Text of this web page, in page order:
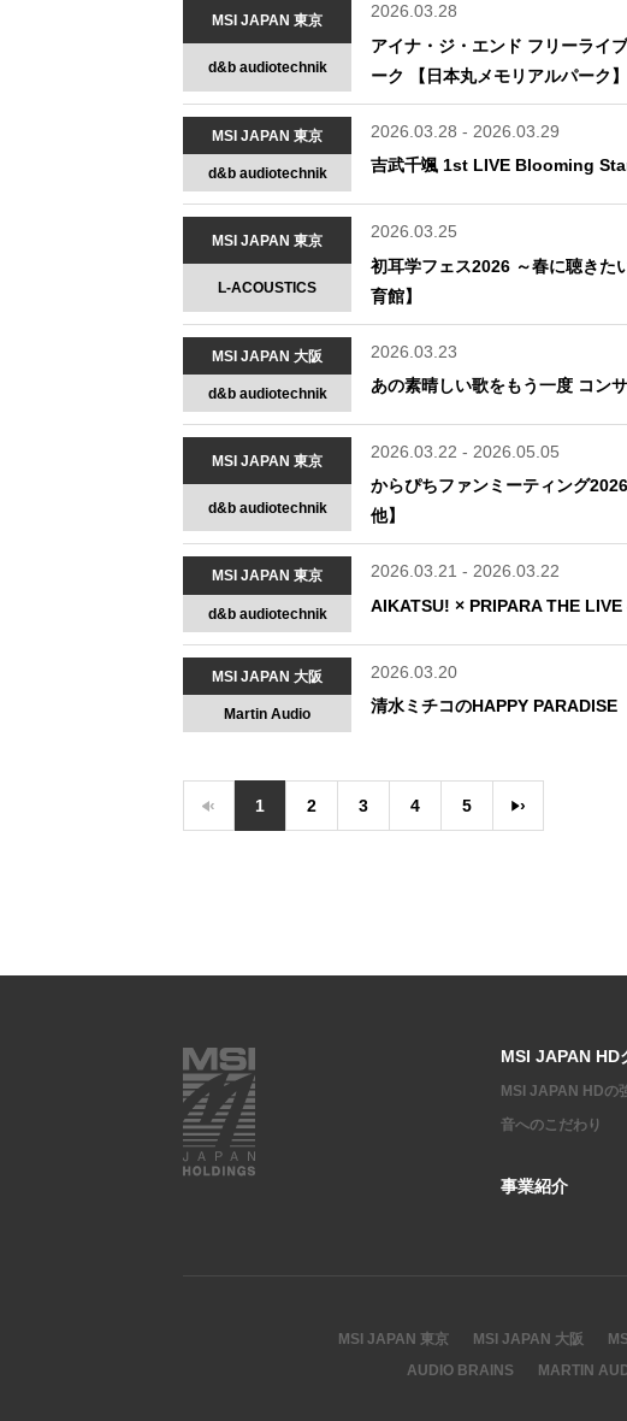
MSI JAPAN 東京
d&b audiotechnik
2026.03.28
アイナ・ジ・エンド フリーライ
ーク 【日本丸メモリアルパーク】
MSI JAPAN 東京
d&b audiotechnik
2026.03.28 - 2026.03.29
吉武千颯 1st LIVE Blooming
MSI JAPAN 東京
L-ACOUSTICS
2026.03.25
初耳学フェス2026 ～春に聴きた
育館】
MSI JAPAN 大阪
d&b audiotechnik
2026.03.23
あの素晴しい歌をもう一度 コン
MSI JAPAN 東京
d&b audiotechnik
2026.03.22 - 2026.05.05
からぴちファンミーティング
他】
MSI JAPAN 東京
d&b audiotechnik
2026.03.21 - 2026.03.22
AIKATSU! × PRIPARA THE
MSI JAPAN 大阪
Martin Audio
2026.03.20
清水ミチコのHAPPY PARADISE
‹ 1 2 3 4 5 ›
MSI JAPAN HD
MSI JAPAN HDの
音へのこだわり
事業紹介
MSI JAPAN 東京 MSI JAPAN 大阪
AUDIO BRAINS
MARTIN